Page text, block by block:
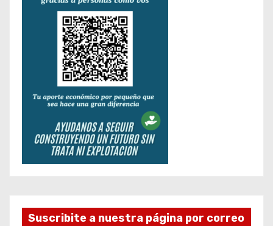
Suscribite a nuestra página por correo